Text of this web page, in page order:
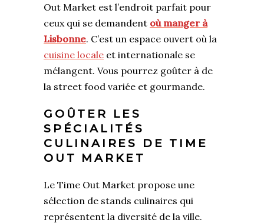
Out Market est l’endroit parfait pour
ceux qui se demandent où manger à
Lisbonne. C’est un espace ouvert où la
cuisine locale et internationale se
mélangent. Vous pourrez goûter à de
la street food variée et gourmande.
GOÛTER LES
SPÉCIALITÉS
CULINAIRES DE TIME
OUT MARKET
Le Time Out Market propose une
sélection de stands culinaires qui
représentent la diversité de la ville.